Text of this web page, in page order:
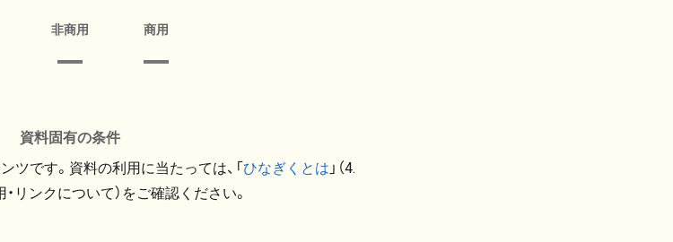
非商用 商用
資料固有の条件
です。資料の利用に当たっては、「ひなぎくとは 」（4.
リンクについて）をご確認ください。